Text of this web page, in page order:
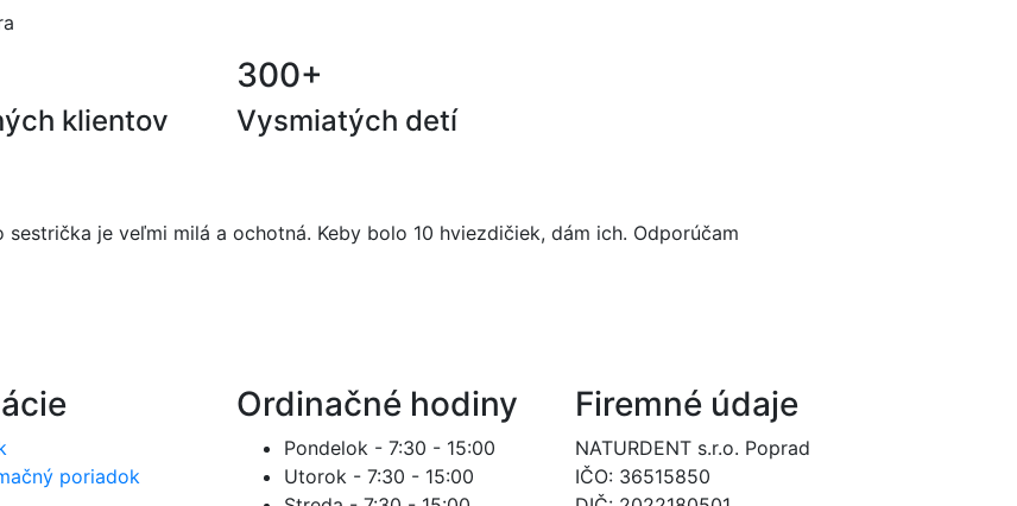
klientov
300+
Vysmiatých detí
je veľmi milá a ochotná. Keby bolo 10 hviezdičiek, dám ich. Odporúčam
poriadok
Ordinačné hodiny
Pondelok - 7:30 - 15:00
Utorok - 7:30 - 15:00
Firemné údaje
NATURDENT s.r.o. Poprad
IČO: 36515850